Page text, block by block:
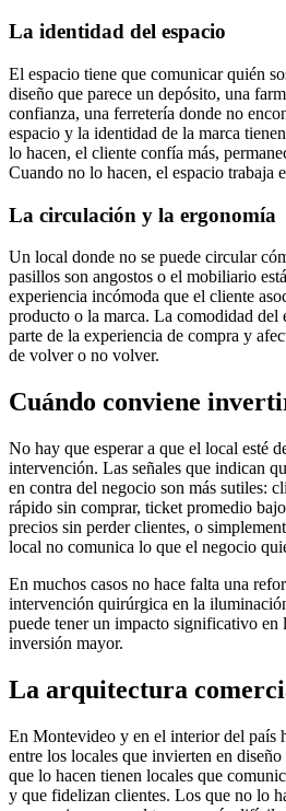
La identidad del espacio
El espacio tiene que comunicar quién
diseño que parece un depósito, una
confianza, una ferretería donde no
espacio y la identidad de la marca
lo hacen, el cliente confía más,
Cuando no lo hacen, el espacio trabaja
La circulación y la ergonomía
Un local donde no se puede circular
pasillos son angostos o el mobiliario
experiencia incómoda que el cliente
producto o la marca. La comodidad del
parte de la experiencia de compra y
de volver o no volver.
Cuándo conviene
No hay que esperar a que el local esté
intervención. Las señales que indican
en contra del negocio son más sutiles:
rápido sin comprar, ticket promedio
precios sin perder clientes, o
local no comunica lo que el negocio
En muchos casos no hace falta una
intervención quirúrgica en la
puede tener un impacto significativo en
inversión mayor.
La arquitectura
En Montevideo y en el interior del país
entre los locales que invierten en
que lo hacen tienen locales que
y que fidelizan clientes. Los que no lo